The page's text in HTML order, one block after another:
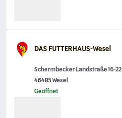
DAS FUTTERHAUS-Wesel
Schermbecker Landstraße 16-22
46485 Wesel
Geöffnet